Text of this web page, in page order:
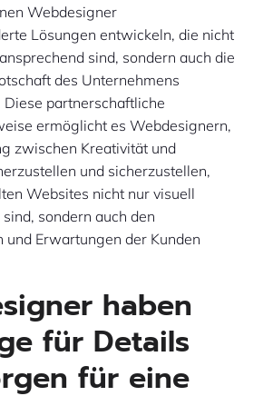
Webdesigner
Lösungen entwickeln, die nicht
sind, sondern auch die
des Unternehmens
partnerschaftliche
ermöglicht es Webdesignern,
zwischen Kreativität und
und sicherzustellen,
Websites nicht nur visuell
sondern auch den
und Erwartungen der Kunden
haben
für Details
für eine